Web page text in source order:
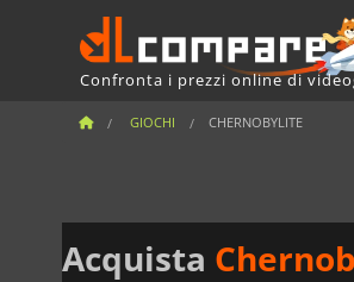
Confronta i prezzi online di
GIOCHI CHERNOBYLITE
Acquista